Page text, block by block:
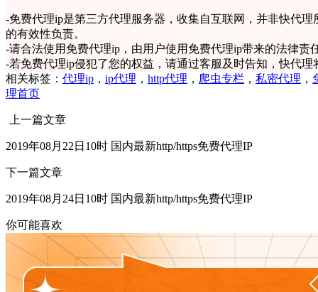
-免费代理ip是第三方代理服务器，收集自互联网，并非快代
的有效性负责。
-请合法使用免费代理ip，由用户使用免费代理ip带来的法律责
-若免费代理ip侵犯了您的权益，请通过客服及时告知，快代理
相关标签： 代理ip ， ip代理 ， http代理 ， 爬虫专栏 ， 私密代理 ，
理首页
上一篇文章
2019年08月22日10时 国内最新http/https免费代理IP
下一篇文章
2019年08月24日10时 国内最新http/https免费代理IP
你可能喜欢